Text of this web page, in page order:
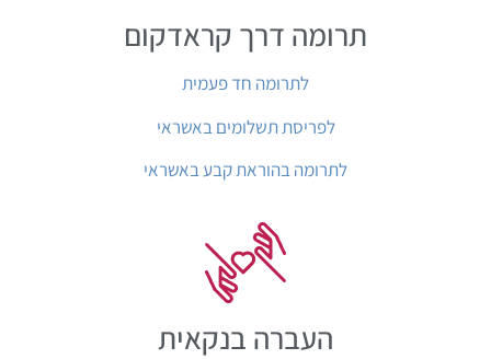
תרומה דרך קראדקום
לתרומה חד פעמית
לפריסת תשלומים באשראי
לתרומה בהוראת קבע באשראי
העברה בנקאית